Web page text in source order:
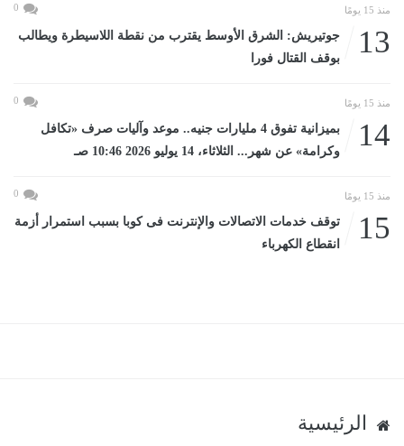
منذ 15 يومًا 0
13
جوتيريش: الشرق الأوسط يقترب من نقطة اللاسيطرة ويطالب
بوقف القتال فورا
منذ 15 يومًا 0
14
بميزانية تفوق 4 مليارات جنيه.. موعد وآليات صرف «تكافل
وكرامة» عن شهر... الثلاثاء، 14 يوليو 2026 10:46 صـ
منذ 15 يومًا 0
15
توقف خدمات الاتصالات والإنترنت فى كوبا بسبب استمرار أزمة
انقطاع الكهرباء
الرئيسية